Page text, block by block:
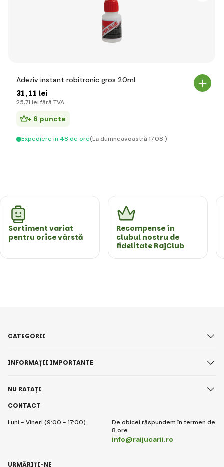
Adeziv instant robitronic gros 20ml
31,11 lei
25,71 lei fără TVA
+ 6 puncte
Expediere in 48 de ore(La dumneavoastră 17.08.)
Sortiment variat
pentru orice vârstă
Recompense în
clubul nostru de
fidelitate RajClub
CONTACT
Luni - Vineri (9:00 - 17:00)
De obicei răspundem în termen de
8 ore
info@raijucarii.ro
CATEGORII
INFORMAȚII IMPORTANTE
NU RATAȚI
URMĂRIȚI-NE